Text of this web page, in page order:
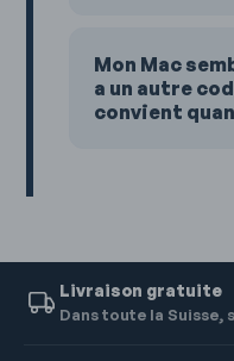
Mon Mac
a un autre
convient
Livraison gratuite
Dans toute la Suisse,